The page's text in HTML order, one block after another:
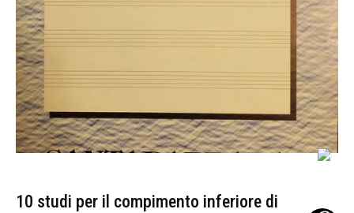
10 studi per il compimento inferiore di